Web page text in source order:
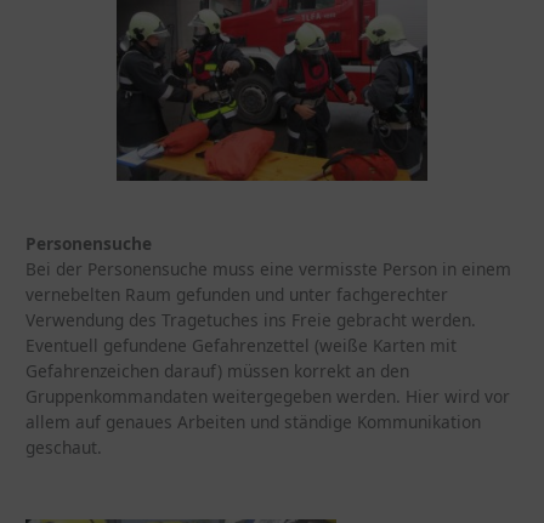
Personensuche
Bei der Personensuche muss eine vermisste Person in einem
vernebelten Raum gefunden und unter fachgerechter
Verwendung des Tragetuches ins Freie gebracht werden.
Eventuell gefundene Gefahrenzettel (weiße Karten mit
Gefahrenzeichen darauf) müssen korrekt an den
Gruppenkommandaten weitergegeben werden. Hier wird vor
allem auf genaues Arbeiten und ständige Kommunikation
geschaut.